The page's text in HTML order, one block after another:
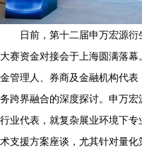
日前，第十二届申万宏源衍
大赛资金对接会于上海圆满落
金管理人、券商及金融机构代
务跨界融合的深度探讨。申万
行业代表，就复杂展业环境下
术支援方案座谈，尤其针对量